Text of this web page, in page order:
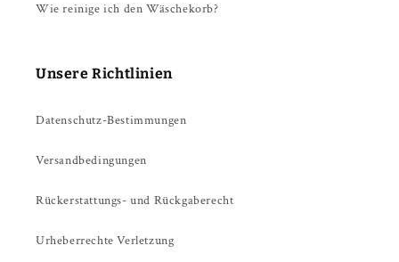
Wie reinige ich den Wäschekorb?
Unsere Richtlinien
Datenschutz-Bestimmungen
Versandbedingungen
Rückerstattungs- und Rückgaberecht
Urheberrechte Verletzung